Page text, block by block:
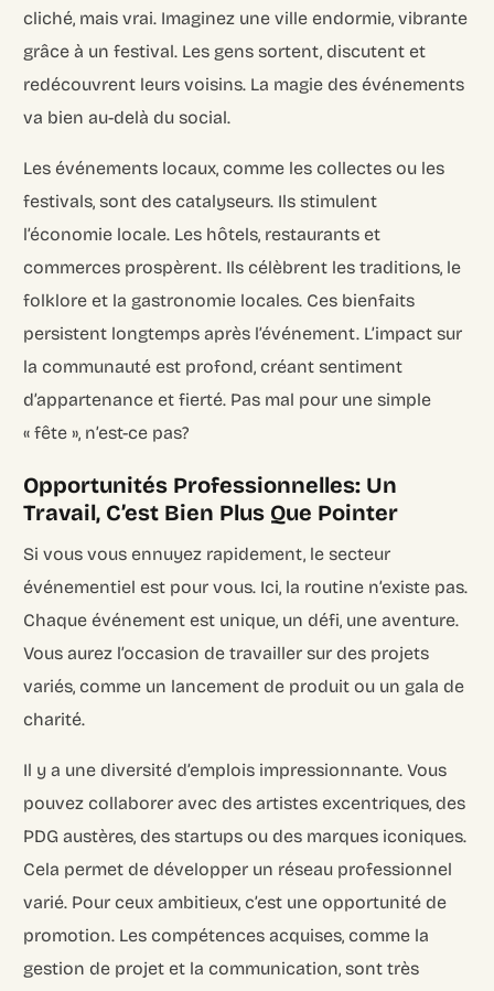
cliché, mais vrai. Imaginez une ville endormie, vibrante
grâce à un festival. Les gens sortent, discutent et
redécouvrent leurs voisins. La magie des événements
va bien au-delà du social.
Les événements locaux, comme les collectes ou les
festivals, sont des catalyseurs. Ils stimulent
l’économie locale. Les hôtels, restaurants et
commerces prospèrent. Ils célèbrent les traditions, le
folklore et la gastronomie locales. Ces bienfaits
persistent longtemps après l’événement. L’impact sur
la communauté est profond, créant sentiment
d’appartenance et fierté. Pas mal pour une simple
« fête », n’est-ce pas?
Opportunités Professionnelles: Un
Travail, C’est Bien Plus Que Pointer
Si vous vous ennuyez rapidement, le secteur
événementiel est pour vous. Ici, la routine n’existe pas.
Chaque événement est unique, un défi, une aventure.
Vous aurez l’occasion de travailler sur des projets
variés, comme un lancement de produit ou un gala de
charité.
Il y a une diversité d’emplois impressionnante. Vous
pouvez collaborer avec des artistes excentriques, des
PDG austères, des startups ou des marques iconiques.
Cela permet de développer un réseau professionnel
varié. Pour ceux ambitieux, c’est une opportunité de
promotion. Les compétences acquises, comme la
gestion de projet et la communication, sont très